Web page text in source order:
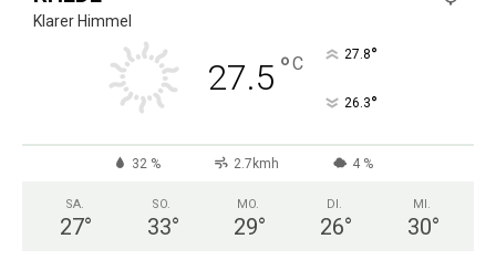
Klarer Himmel
27.5 °C 27.8°
26.3°
32 % 2.7kmh 4 %
SA.
27°
SO.
33°
MO.
29°
DI.
26°
MI.
30°